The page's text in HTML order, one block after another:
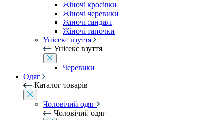
Жіночі кросівки
Жіночі черевики
Жіночі сандалі
Жіночі тапочки
Унісекс взуття
Унісекс взуття
Черевики
Одяг
Каталог товарів
Чоловічий одяг
Чоловічий одяг